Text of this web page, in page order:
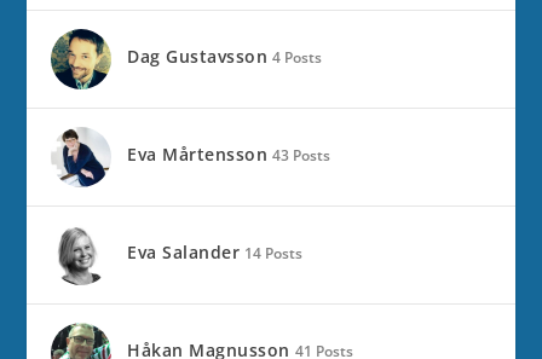
Dag Gustavsson 4 Posts
Eva Mårtensson 43 Posts
Eva Salander 14 Posts
Håkan Magnusson 41 Posts